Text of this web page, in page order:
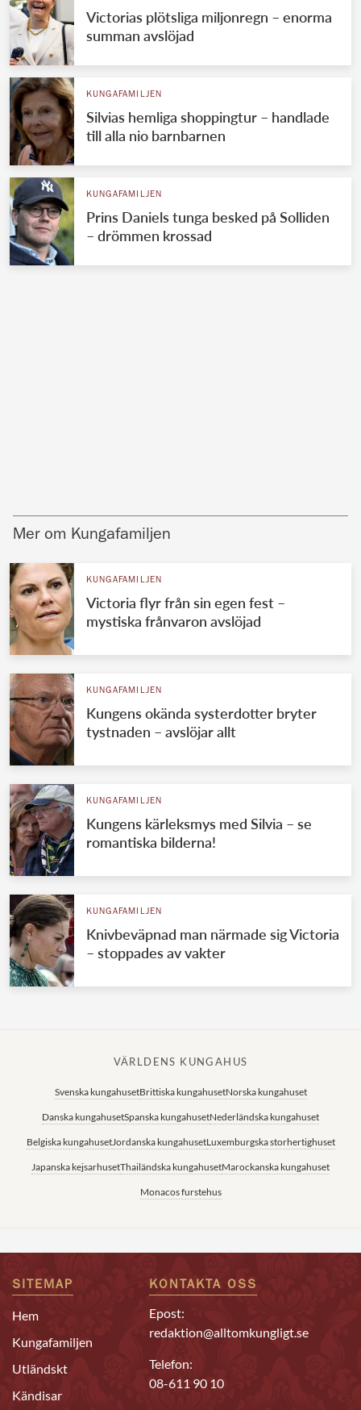
Victorias plötsliga miljonregn – enorma
summan avslöjad
KUNGAFAMILJEN
Silvias hemliga shoppingtur – handlade
till alla nio barnbarnen
KUNGAFAMILJEN
Prins Daniels tunga besked på Solliden
– drömmen krossad
Mer om Kungafamiljen
KUNGAFAMILJEN
Victoria flyr från sin egen fest –
mystiska frånvaron avslöjad
KUNGAFAMILJEN
Kungens okända systerdotter bryter
tystnaden – avslöjar allt
KUNGAFAMILJEN
Kungens kärleksmys med Silvia – se
romantiska bilderna!
KUNGAFAMILJEN
Knivbeväpnad man närmade sig Victoria
– stoppades av vakter
VÄRLDENS KUNGAHUS
Svenska kungahusetBrittiska kungahusetNorska kungahuset
Danska kungahusetSpanska kungahusetNederländska kungahuset
Belgiska kungahusetJordanska kungahusetLuxemburgska storhertighuset
Japanska kejsarhusetThailändska kungahusetMarockanska kungahuset
Monacos furstehus
SITEMAP
Hem
Kungafamiljen
Utländskt
Kändisar
KONTAKTA OSS
Epost:
redaktion@alltomkungligt.se
Telefon:
08-611 90 10